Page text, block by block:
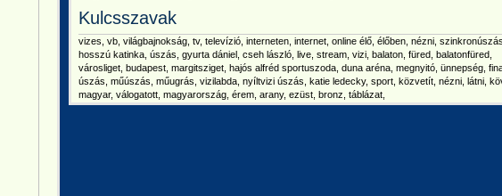
Kulcsszavak
vizes, vb, világbajnokság, tv, televízió, interneten, internet, online élő, élőben, nézni,
hosszú katinka, úszás, gyurta dániel, cseh lászló, live, stream, vizi, balaton, füred, balatonfüred,
városliget, budapest, margitsziget, hajós alfréd sportuszoda, duna aréna, megnyitó, ünnepség,
úszás, műúszás, műugrás, vizilabda, nyíltvizi úszás, katie ledecky, sport, közvetít, nézni, látni,
magyar, válogatott, magyarország, érem, arany, ezüst, bronz, táblázat,